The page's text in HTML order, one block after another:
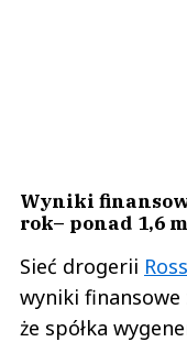
Wyniki
rok– ponad 1,6
Sieć drogerii
wyniki finansowe
że spółka